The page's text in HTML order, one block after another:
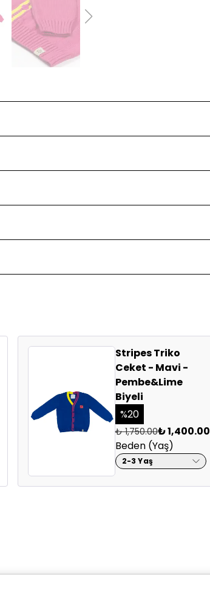
önerilir!
kullanmayınız.
katlayarak muhafaza ediniz!
Stripes Triko
Ceket - Mavi -
Pembe&Lime
Biyeli
%20
₺ 1,750.00₺ 1,400.00
Beden (Yaş)
2-3 Yaş